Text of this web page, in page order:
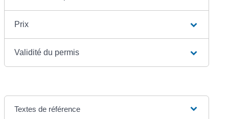
Prix
Validité du permis
Textes de référence